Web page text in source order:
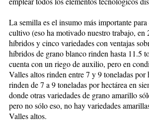
La semilla es el insumo más importante
cultivo (eso ha motivado nuestro trabajo, en
híbridos y cin­co variedades con ventajas
híbridos de grano blanco rinden hasta 11.5
cuenta con un riego de auxilio, pero en
Valles altos rin­den entre 7 y 9 toneladas por
rinden de 7 a 9 toneladas por hectárea en
donde otras variedades de grano amarillo
pero no sólo eso, no hay variedades
Valles altos.